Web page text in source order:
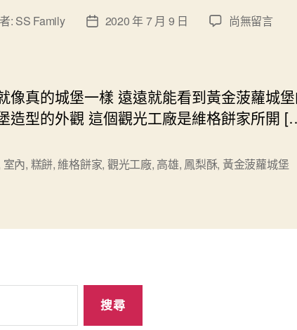
: SS Family
文
日
期
2020 年 7 月 9 日
在
格
餅
家
金
尚無留言
像真的城堡一樣 遠遠就能看到黃金菠蘿城
造型的外觀 這個觀光工廠是維格餅家所開
室內, 糕餅,維格餅家, 觀光工廠, 高雄, 鳳梨酥, 黃金菠蘿城堡